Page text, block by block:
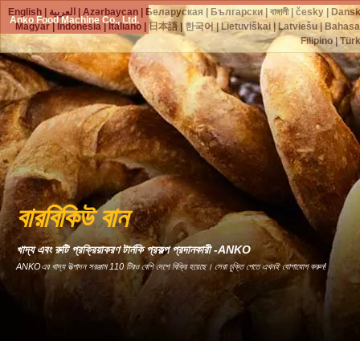
Anko Food Machine Co., Ltd.
বারবিকিউ বান
খাদ্য এবং রুটি প্রক্রিয়াকরণ টার্নকি প্রকল্প প্রদানকারী -ANKO
ANKOএর খাদ্য উত্পাদন সরঞ্জাম 110 টিরও বেশি দেশে বিক্রি হয়েছে। সেরা চুক্তি পেতে এখনই যোগাযোগ করুন!
English العربية |Azərbaycan Беларуская Български |বাঙ্গালী|česky
Magyar|Indonesia| Italiano| 日本語|한국어|Lietuviškai|Latviešu|
Filipino|